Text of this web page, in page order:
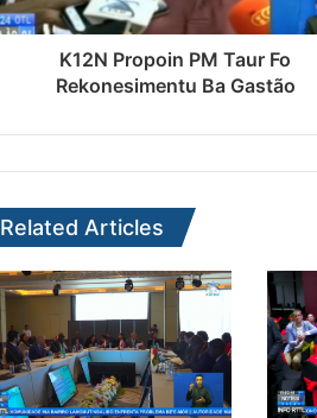
K12N Propoin PM Taur Fo
Rekonesimentu Ba Gastão
Related Articles